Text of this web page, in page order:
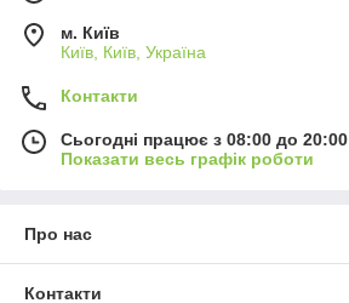
м. Київ
Київ, Київ, Україна
Контакти
Сьогодні працює з 08:00 до 20:00
Показати весь графік роботи
Про нас
Контакти